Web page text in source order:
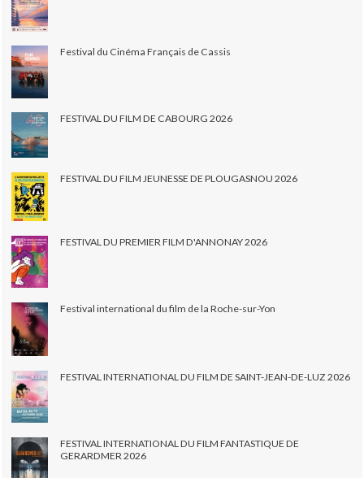
Festival du Cinéma Français de Cassis
FESTIVAL DU FILM DE CABOURG 2026
FESTIVAL DU FILM JEUNESSE DE PLOUGASNOU 2026
FESTIVAL DU PREMIER FILM D'ANNONAY 2026
Festival international du film de la Roche-sur-Yon
FESTIVAL INTERNATIONAL DU FILM DE SAINT-JEAN-DE-LUZ 2026
FESTIVAL INTERNATIONAL DU FILM FANTASTIQUE DE
GERARDMER 2026